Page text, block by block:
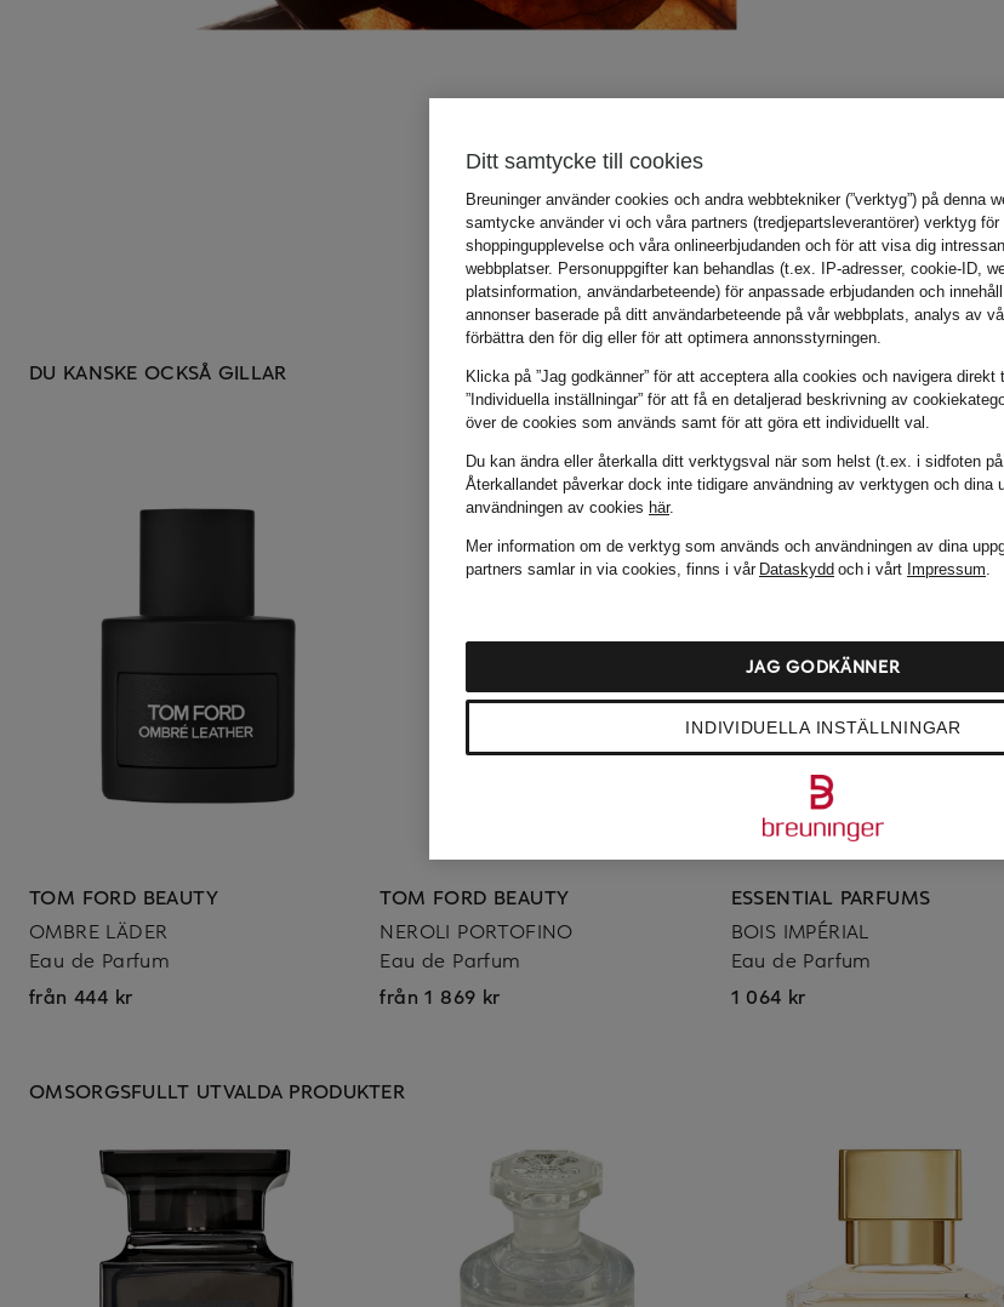
DU KANSKE OCKSÅ GILLAR
TOM FORD BEAUTY
OMBRE LÄDER
Eau de Parfum
från 444 kr
TOM FORD BEAUTY
NEROLI PORTOFINO
Eau de Parfum
från 1 869 kr
ESSENTIAL PARFUMS
BOIS IMPÉRIAL
Eau de Parfum
1 064 kr
OMSORGSFULLT UTVALDA PRODUKTER
Ditt samtycke till cookies
Breuninger använder cookies och andra webbtekniker (”verktyg”) på denna
samtycke använder vi och våra partners (tredjepartsleverantörer) verktyg
shoppingupplevelse och våra onlineerbjudanden och för att visa dig
webbplatser. Personuppgifter kan behandlas (t.ex. IP-adresser, cookie-ID,
platsinformation, användarbeteende) för anpassade erbjudanden och
annonser baserade på ditt användarbeteende på vår webbplats, analys av
förbättra den för dig eller för att optimera annonsstyrningen.
Klicka på ”Jag godkänner” för att acceptera alla cookies och navigera direkt
”Individuella inställningar” för att få en detaljerad beskrivning av
över de cookies som används samt för att göra ett individuellt val.
Du kan ändra eller återkalla ditt verktygsval när som helst (t.ex. i sidfoten
Återkallandet påverkar dock inte tidigare användning av verktygen och dina
användningen av cookies här.
Mer information om de verktyg som används och användningen av dina
partners samlar in via cookies, finns i vår Dataskydd och i vårt Impressum.
INDIVIDUELLA INSTÄLLNINGAR
JAG GODKÄNNER